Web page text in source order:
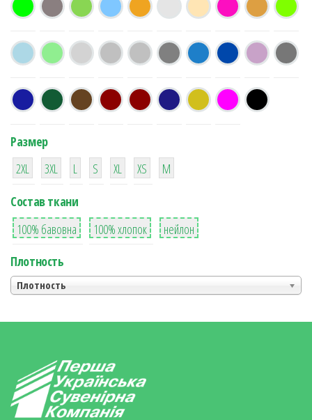
Размер
38
2XL
16
3XL
42
L
42
S
42
XL XS
М
Состав ткани
8
100% бавовна
36
100% хлопок
2
нейлон
Плотность
Плотность